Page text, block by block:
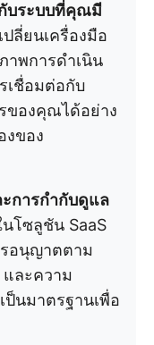
บระบบที่คุณมี
ปลี่ยนเครื่องมือ
าพการดำเนิน
เชื่อมต่อกับ
ของคุณได้อย่าง
งของ
การกำกับดูแล
นโซลูชัน SaaS
อนุญาตตาม
และความ
นมาตรฐานเพื่อ